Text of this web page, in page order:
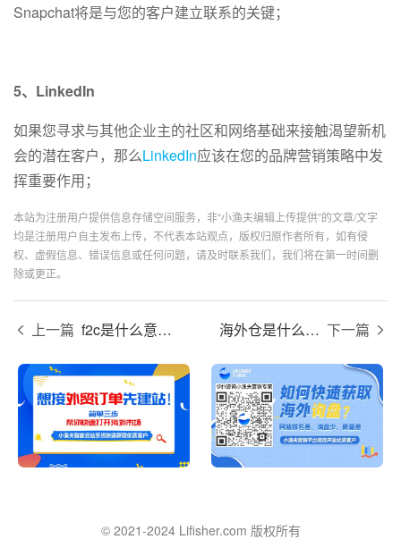
Snapchat将是与您的客户建立联系的关键；
5、LinkedIn
如果您寻求与其他企业主的社区和网络基础来接触渴望新机
会的潜在客户，那么LinkedIn应该在您的品牌营销策略中发
挥重要作用；
本站为注册用户提供信息存储空间服务，非“小渔夫编辑上传提供”的文章/文字
均是注册用户自主发布上传，不代表本站观点，版权归原作者所有，如有侵
权、虚假信息、错误信息或任何问题，请及时联系我们，我们将在第一时间删
除或更正。
上一篇 f2c是什么意思？ 海外仓是什么意思？ 下一篇
© 2021-2024 Lifisher.com 版权所有